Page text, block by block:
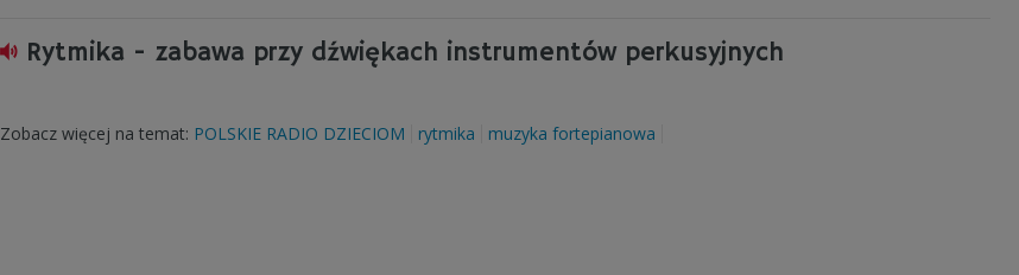
Rytmika - zabawa przy dźwiękach instrumentów perkusyjnych
Zobacz więcej na temat: POLSKIE RADIO DZIECIOM rytmika muzyka fortepianowa